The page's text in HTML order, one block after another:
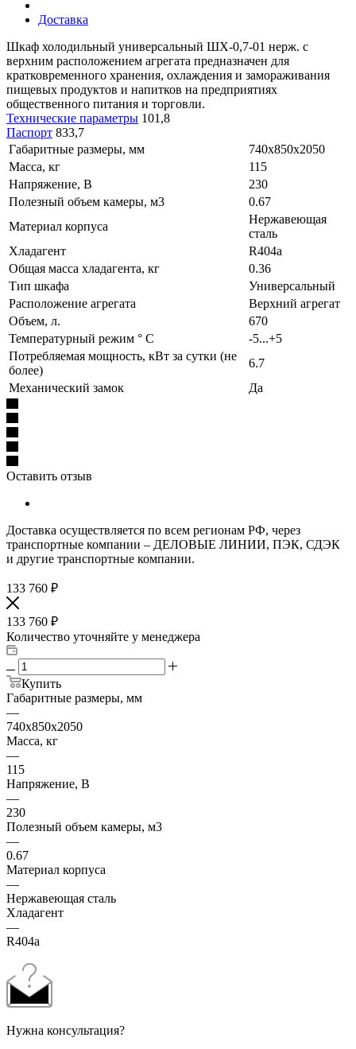
Доставка
Шкаф холодильный универсальный ШХ-0,7-01 нерж. с
верхним расположением агрегата предназначен для
кратковременного хранения, охлаждения и замораживания
пищевых продуктов и напитков на предприятиях
общественного питания и торговли.
Технические параметры 101,8
Паспорт 833,7
Габаритные размеры, мм
740х850х2050
Масса, кг
115
Напряжение, В
230
Полезный объем камеры, м3
0.67
Материал корпуса
Нержавеющая
сталь
Хладагент
R404а
Общая масса хладагента, кг
0.36
Тип шкафа
Универсальный
Расположение агрегата
Верхний агрегат
Объем, л.
670
Температурный режим ° С
-5...+5
Потребляемая мощность, кВт за сутки (не
более)
6.7
Механический замок
Да
Оставить отзыв
Доставка осуществляется по всем регионам РФ, через
транспортные компании – ДЕЛОВЫЕ ЛИНИИ, ПЭК, СДЭК
и другие транспортные компании.
133 760 ₽
133 760 ₽
Количество уточняйте у менеджера
Купить
Габаритные размеры, мм
—
740х850х2050
Масса, кг
—
115
Напряжение, В
—
230
Полезный объем камеры, м3
—
0.67
Материал корпуса
—
Нержавеющая сталь
Хладагент
—
R404а
Нужна консультация?